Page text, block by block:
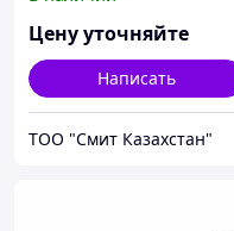
Цену уточняйте
Написать
ТОО "Смит Казахстан"